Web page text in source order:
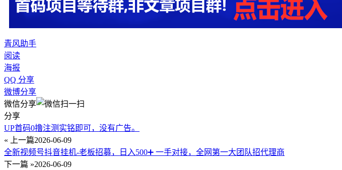
青风助手
阅读
海报
QQ 分享
微博分享
微信分享
分享
UP首码0撸注测实铭即可，没有广告。
« 上一篇2026-06-09
全新视频号抖音挂机-老板招募，日入500➕ 一手对接，全网第一大团队招代理商
下一篇 »2026-06-09